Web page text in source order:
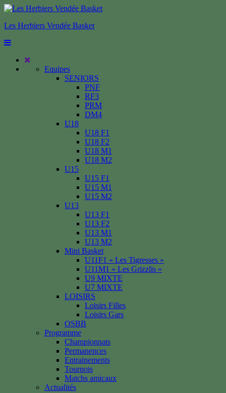
Les Herbiers Vendée Basket
Equipes
SENIORS
PNF
RF3
PRM
DM4
U18
U18 F1
U18 F2
U18 M1
U18 M2
U15
U15 F1
U15 M1
U15 M2
U13
U13 F1
U13 F2
U13 M1
U13 M2
Mini Basket
U11F1 « Les Tigresses »
U11M1 « Les Grizzlis »
U9 MIXTE
U7 MIXTE
LOISIRS
Loisirs Filles
Loisirs Gars
OSBB
Programme
Championnats
Permanences
Entrainements
Tournois
Matchs amicaux
Actualités